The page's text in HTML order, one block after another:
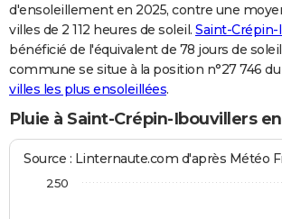
d'ensoleillement en 2025, contre une
villes de 2 112 heures de soleil. Saint-
bénéficié de l'équivalent de 78 jours de
commune se situe à la position n°27 746
villes les plus ensoleillées.
Pluie à Saint-Crépin-Ibouvillers
Source : Linternaute.com d'après Météo
250